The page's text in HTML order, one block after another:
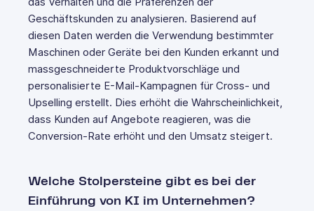
Geschäftskunden zu analysieren. Basierend auf
diesen Daten werden die Verwendung bestimmter
Maschinen oder Geräte bei den Kunden erkannt und
massgeschneiderte Produktvorschläge und
personalisierte E-Mail-Kampagnen für Cross- und
Upselling erstellt. Dies erhöht die Wahrscheinlichkeit,
dass Kunden auf Angebote reagieren, was die
Conversion-Rate erhöht und den Umsatz steigert.
Welche Stolpersteine gibt es bei der
Einführung von KI im Unternehmen?